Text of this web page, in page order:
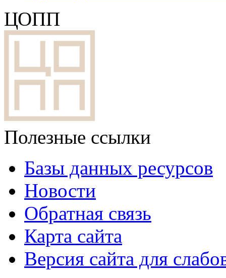
ЦОПП
Полезные ссылки
Базы данных ресурсов
Новости
Обратная связь
Карта сайта
Версия сайта для